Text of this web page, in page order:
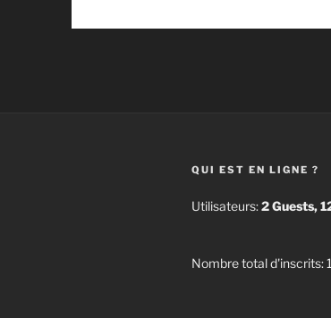
QUI EST EN LIGNE ?
Utilisateurs:2 Guests,
Nombre total d'inscrits: